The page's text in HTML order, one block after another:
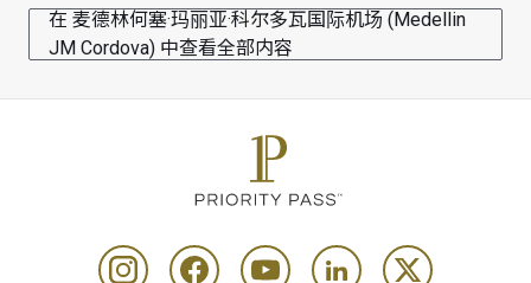
在 麦德林何塞·玛丽亚·科尔多瓦国际机场 (Medellin
JM Cordova) 中查看全部内容